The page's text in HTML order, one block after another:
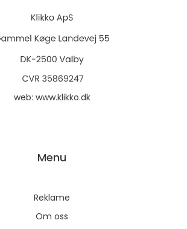
web: www.klikko.dk
Menu
Reklame
Om oss